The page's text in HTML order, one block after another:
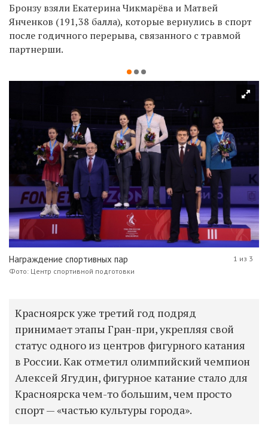
Бронзу взяли Екатерина Чикмарёва и Матвей
Янченков (191,38 балла), которые вернулись в спорт
после годичного перерыва, связанного с травмой
партнерши.
Награждение спортивных пар
Фото: Центр спортивной подготовки
1 из 3
Красноярск уже третий год подряд
принимает этапы Гран-при, укрепляя свой
статус одного из центров фигурного катания
в России. Как отметил олимпийский чемпион
Алексей Ягудин, фигурное катание стало для
Красноярска чем-то большим, чем просто
спорт — «частью культуры города».